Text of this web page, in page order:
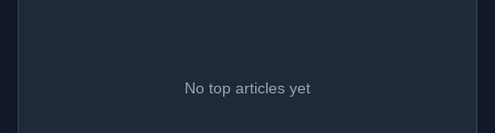
No top articles yet